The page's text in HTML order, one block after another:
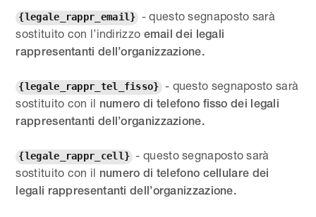
{legale_rappr_email} - questo segnaposto sarà
sostituito con l’indirizzo email dei legali
rappresentanti dell’organizzazione.
{legale_rappr_tel_fisso} - questo segnaposto sarà
sostituito con il numero di telefono fisso dei legali
rappresentanti dell’organizzazione.
{legale_rappr_cell} - questo segnaposto sarà
sostituito con il numero di telefono cellulare dei
legali rappresentanti dell’organizzazione.